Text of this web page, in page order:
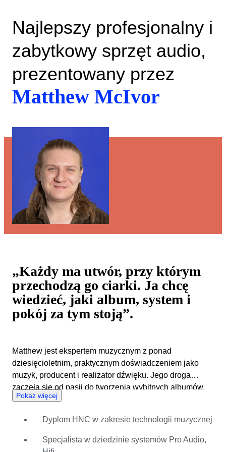
Najlepszy profesjonalny i
zabytkowy sprzęt audio,
prezentowany przez
Matthew McIvor
„Każdy ma utwór, przy którym
przechodzą go ciarki. Ja chcę
wiedzieć, jaki album, system i
pokój za tym stoją”.
Matthew jest ekspertem muzycznym z ponad
dziesięcioletnim, praktycznym doświadczeniem jako
muzyk, producent i realizator dźwięku. Jego droga
zaczęła się od pasji do tworzenia wybitnych albumów.
Pracował jako technik gitarowy w wieku 17 lat oraz
lat. Posiada dyplom HNC z technologii muzycznej.
Specjalizuje się w rozwiązaniach Pro Audio, systemach
Hi-Fi oraz gitarach Gibson z ery Norlin, a szczególnie
Pokaż więcej
Dyplom HNC w zakresie technologii muzycznej
Specjalista w dziedzinie systemów Pro Audio,